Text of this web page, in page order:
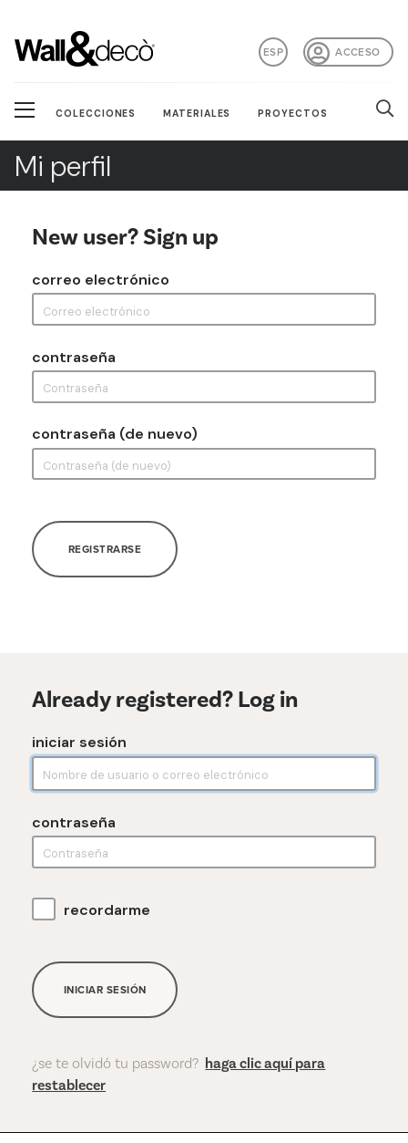
ACCESO
ESP
COLECCIONES MATERIALES PROYECTOS
Mi perfil
New user? Sign up
correo electrónico
contraseña
contraseña (de nuevo)
REGISTRARSE
Already registered? Log in
iniciar sesión
contraseña
recordarme
INICIAR SESIÓN
¿se te olvidó tu password? haga clic aquí para
restablecer